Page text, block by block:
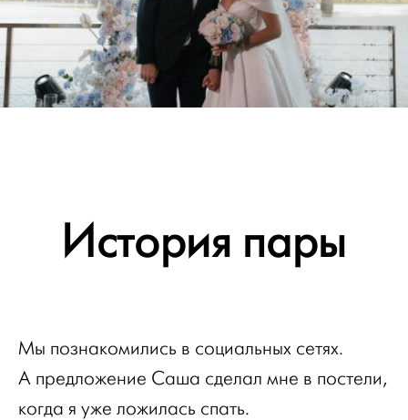
История пары
Мы познакомились в социальных сетях.
А предложение Саша сделал мне в постели,
когда я уже ложилась спать.